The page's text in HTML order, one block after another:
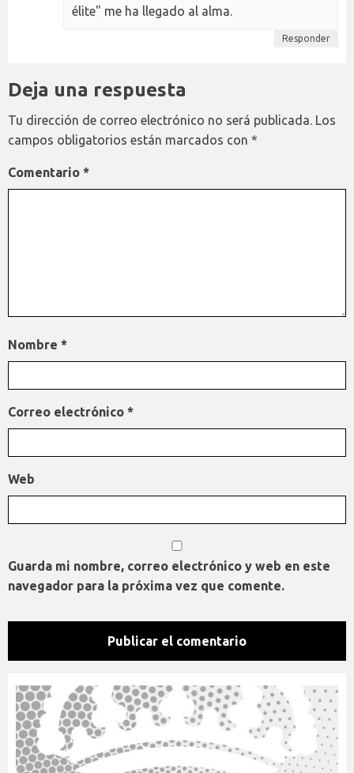
élite" me ha llegado al alma.
Responder
Deja una respuesta
Tu dirección de correo electrónico no será publicada. Los
campos obligatorios están marcados con *
Comentario *
Nombre *
Correo electrónico *
Web
Guarda mi nombre, correo electrónico y web en este
navegador para la próxima vez que comente.